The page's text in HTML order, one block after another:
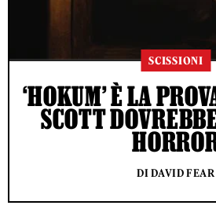
SCISSIONI
‘HOKUM’ È LA
SCOTT
DI DAVID FEAR